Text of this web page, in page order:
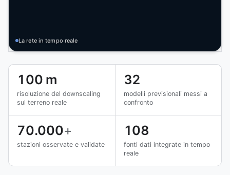
La rete in tempo reale
100 m
risoluzione del downscaling
sul terreno reale
32
modelli previsionali messi a
confronto
70.000+
stazioni osservate e validate
108
fonti dati integrate in tempo
reale